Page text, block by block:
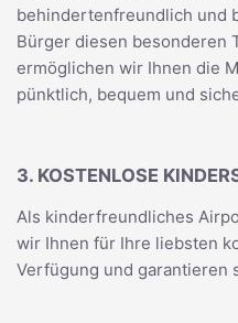
behindertenfreundlich und
Bürger diesen besonderen
ermöglichen wir Ihnen die
pünktlich, bequem und
3. KOSTENLOSE
Als kinderfreundliches
wir Ihnen für Ihre liebsten
Verfügung und garantieren